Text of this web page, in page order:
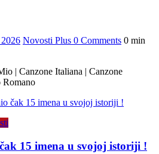
Novosti Plus 0 Comments 0 min
| Canzone Italiana | Canzone
15 imena u svojoj istoriji !